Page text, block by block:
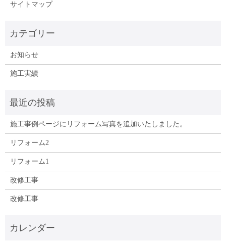
サイトマップ
お知らせ
施工実績
施工事例ページにリフォーム写真を追加いたしました。
リフォーム2
リフォーム1
改修工事
改修工事